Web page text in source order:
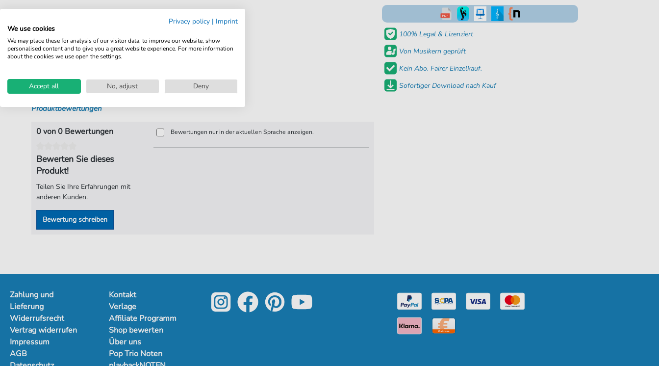
100% Legal & Lizenziert
Von Musikern geprüft
Kein Abo. Fairer Einzelkauf.
Sofortiger Download nach Kauf
Produktbewertungen
0 von 0 Bewertungen
Bewerten Sie dieses
Produkt!
Teilen Sie Ihre Erfahrungen mit
anderen Kunden.
Bewertung schreiben
Bewertungen nur in der aktuellen Sprache anzeigen.
Zahlung und
Lieferung
Widerrufsrecht
Vertrag widerrufen
Impressum
AGB
Kontakt
Verlage
Affiliate Programm
Shop bewerten
Über uns
Pop Trio Noten
Privacy policy | Imprint
We use cookies
We may place these for analysis of our visitor data, to improve our website, show
personalised content and to give you a great website experience. For more information
about the cookies we use open the settings.
Accept all No, adjust Deny